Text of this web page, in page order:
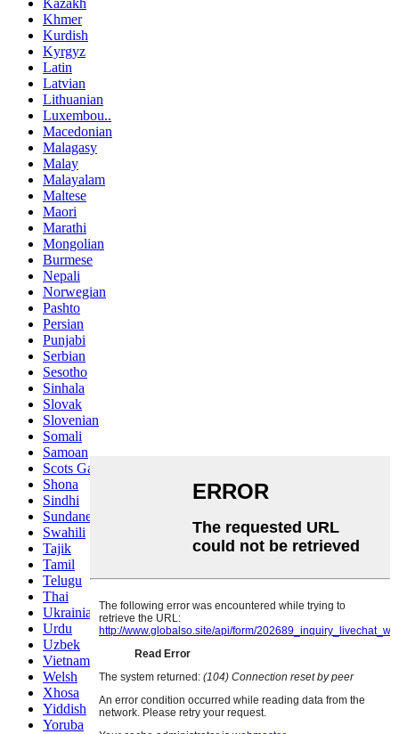
Kazakh
Khmer
Kurdish
Kyrgyz
Latin
Latvian
Lithuanian
Luxembou..
Macedonian
Malagasy
Malay
Malayalam
Maltese
Maori
Marathi
Mongolian
Burmese
Nepali
Norwegian
Pashto
Persian
Punjabi
Serbian
Sesotho
Sinhala
Slovak
Slovenian
Somali
Samoan
Scots Gaelic
Shona
Sindhi
Sundanese
Swahili
Tajik
Tamil
Telugu
Thai
Ukrainian
Urdu
Uzbek
Vietnamese
Welsh
Xhosa
Yiddish
Yoruba